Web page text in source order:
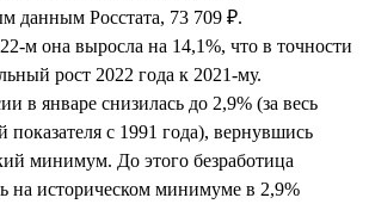
данным Росстата, 73 709 ₽.
м она выросла на 14,1%, что в точности
рост 2022 года к 2021-му.
в январе снизилась до 2,9% (за весь
с 1991 года), вернувшись
минимум. До этого безработица
на историческом минимуме в 2,9%